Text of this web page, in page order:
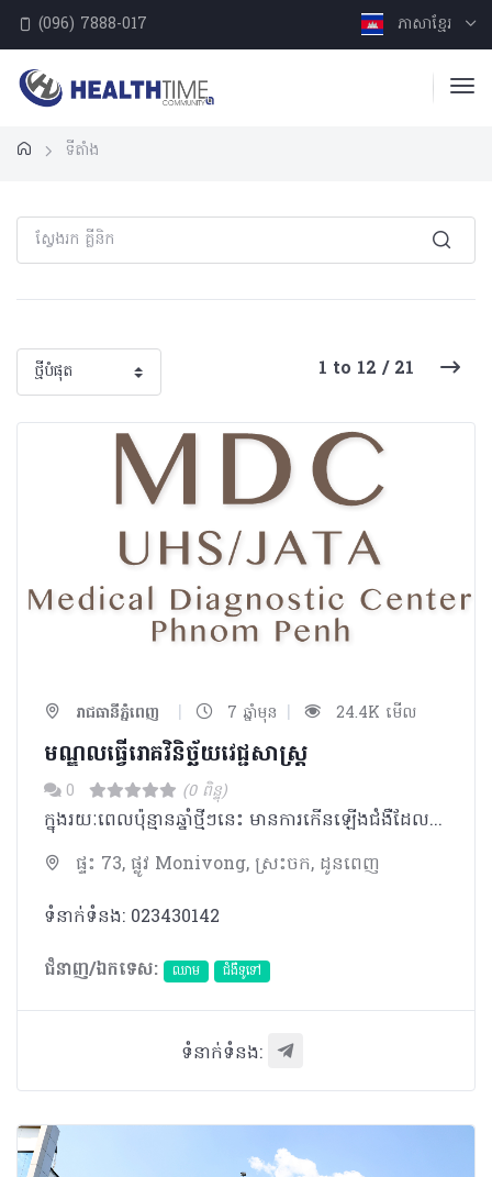
(096) 7888-017 ភាសាខ្មែរ
ទីតាំង
1 to 12 / 21
រាជធានីភ្នំពេញ | 7 ឆ្នាំមុន | 24.4K មើល
មណ្ឌលធ្វើរោគវិនិច្ឆ័យវេជ្ជសាស្រ្ត​​
0 (0 ពិន្ទុ)
ក្នុងរយៈពេលប៉ុន្មានឆ្នាំថ្មីៗនេះ មានការកើនឡើងជំងឺដែលបណ្តាលមកពីរបៀបរស់នៅ​ ដោយសារមានការផ្លាស់ប្តូររបៀបរស់នៅក្នុងប្រទេសកម្ពុជា ខណៈដែលជំងឺឆ្លងផ្សេងៗ ដូចជាជំងឺអេដស៏ ជំងឺគ្រុនចាញ់ ជំងឺរបេង​ នៅតែជាបញ្ហាសុខភាពដ៏ចំបងនៅឡើយ។ ដូចនេះ សាកលវិទ្យាល័យវិទ្យាសាស្រ្តសុខាភិបាល និងសមាគមកំចាត់រោគរបេងជប៉ុន បានរួមគ្នា បង្កើតមណ្ឌលធ្វើរោគវិនិច្ឆ័យមួយ​​ឡើង ក្នុងគោលបំណងចូលរួមចំណែកលើកកំពស់សុខភាពរបស់ប្រជាជនក្នុងប្រទេសកម្ពុជា។ សមាគមកំចាត់រោគរបេងជប៉ុន​និងសាកលវិទ្យាល័យវិទ្យាសាស្រ្តសុខាភិបាល បានបង្កើតឡើងនូវមណ្ឌលធ្វើរោគវិនិច្ឆ័យវេជ្ជសាស្រ្ត នេះឡើងដែលមានទីតាំងស្ថិតនៅក្នុងបរិវេណសាកលវិទ្យាល័យនេះតែម្តង។​ គោល បំណងនៃការបង្កើតមណ្ឌលធ្វើរោគវិនិច្ឆ័យវេជ្ជសាស្រ្តនេះ គឺផ្តល់នូវសេវាពិនិត្យសុខភាព​ទូទៅ សេវាមន្ទីរពិសោធន៏ និងរូបភាពវេជ្ជសាស្រ្ត ដែលមានគុណភាពបែបជប៉ុន ដល់ប្រជាជន ក្នុងប្រទេសកម្ពុជា ដើម្បីអោយពួកគាត់ទទួលបានសេវាពិនិត្យសុខភាពមួយដោយមិនមានការបារម្មណ៏។​ យើងសង្ឃឹមថា ពួកគាត់នឹងចាប់អារម្មណ៏ពីសុខភាព​និងមកពិនិត្យសុខភាព ហើយពួកយើងមានចិត្តរីករាយនឹង ផ្តល់ជូនការពិនិត្យសុខភាព​ដើម្បីធ្វើអោយជីវិតបានប្រសើររីករាយ។ សមាគមកំចាត់រោគរបេងជប៉ុន ការិយល័យអង្គការចាតា Director Okada Kosuke (Doctor)
ផ្ទះ 73, ផ្លូវ Monivong, ស្រះចក, ដូនពេញ
ទំនាក់ទំនង: 023430142
ជំនាញ/ឯកទេស:
ឈាម ជំងឺទូទៅ
ទំនាក់ទំនង: